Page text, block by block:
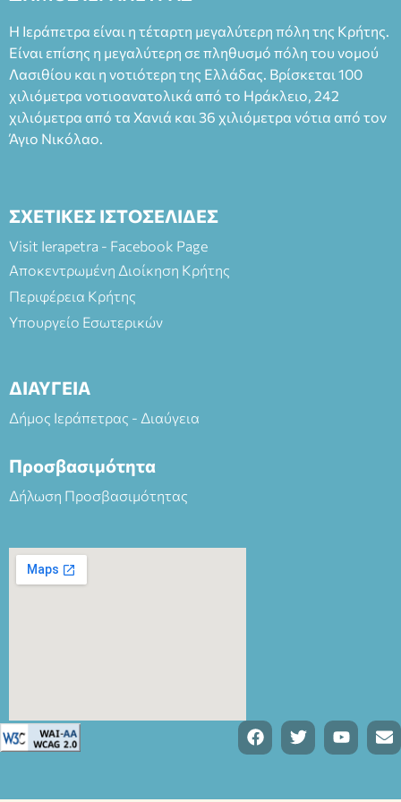
Η Ιεράπετρα είναι η τέταρτη μεγαλύτερη πόλη της Κρήτης.
Είναι επίσης η μεγαλύτερη σε πληθυσμό πόλη του νομού
Λασιθίου και η νοτιότερη της Ελλάδας. Βρίσκεται 100
χιλιόμετρα νοτιοανατολικά από το Ηράκλειο, 242
χιλιόμετρα από τα Χανιά και 36 χιλιόμετρα νότια από τον
Άγιο Νικόλαο.
ΣΧΕΤΙΚΕΣ ΙΣΤΟΣΕΛΙΔΕΣ
Visit Ierapetra - Facebook Page
Αποκεντρωμένη Διοίκηση Κρήτης
Περιφέρεια Κρήτης
Υπουργείο Εσωτερικών
ΔΙΑΥΓΕΙΑ
Δήμος Ιεράπετρας - Διαύγεια
Προσβασιμότητα
Δήλωση Προσβασιμότητας